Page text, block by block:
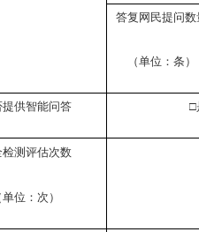
答复网民提问数
（单位：条）
提供智能问答
检测评估次数
单位：次）